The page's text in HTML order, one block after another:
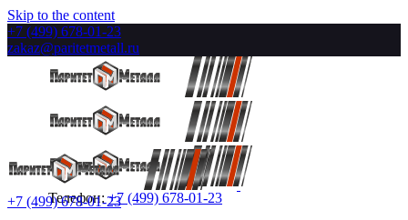
Skip to the content
+7 (499) 678-01-23
zakaz@paritetmetall.ru
Телефон:+7 (499) 678-01-23
+7 (499) 678-01-23